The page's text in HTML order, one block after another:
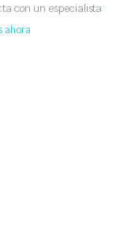
con un especialista
ahora